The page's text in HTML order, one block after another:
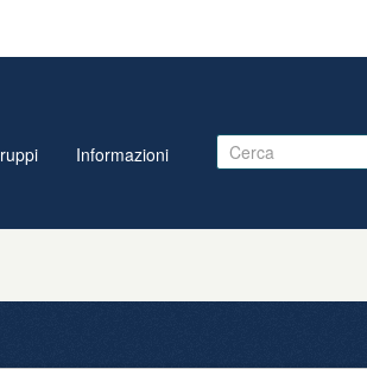
Informazioni